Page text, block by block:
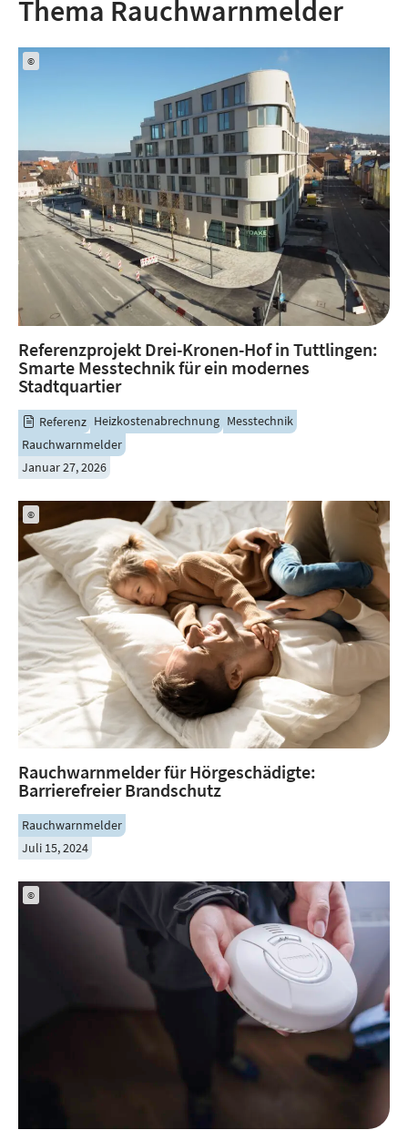
Thema Rauchwarnmelder
©
Referenzprojekt Drei-Kronen-Hof in Tuttlingen:
Smarte Messtechnik für ein modernes
Stadtquartier
Referenz Heizkostenabrechnung Messtechnik
Rauchwarnmelder
Januar 27, 2026
©
Rauchwarnmelder für Hörgeschädigte:
Barrierefreier Brandschutz
Rauchwarnmelder
Juli 15, 2024
©